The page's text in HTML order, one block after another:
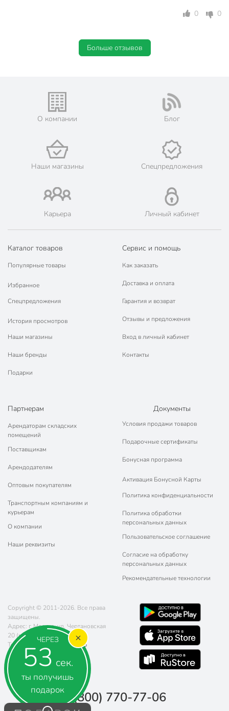
ЧЕРЕЗ
52 сек.
ты получишь
подарок
0 0
Больше отзывов
О компании Блог
Наши магазины Спецпредложения
Карьера Личный кабинет
Каталог товаров
Популярные товары
Избранное
Спецпредложения
История просмотров
Наши магазины
Наши бренды
Подарки
Сервис и помощь
Как заказать
Доставка и оплата
Гарантия и возврат
Отзывы и предложения
Вход в личный кабинет
Контакты
Партнерам
Арендаторам складских
помещений
Поставщикам
Арендодателям
Оптовым покупателям
Транспортным компаниям и
курьерам
О компании
Наши реквизиты
Документы
Условия продажи товаров
Подарочные сертификаты
Бонусная программа
Активация Бонусной Карты
Политика конфиденциальности
Политика обработки
персональных данных
Пользовательское соглашение
Согласие на обработку
персональных данных
Рекомендательные технологии
Copyright © 2011-2026. Все права
защищены.
Адрес: г. Москва, ул. Чертановская
20 (метро Южная)
Телефон:
8 (800) 770-77-06
Почта:sales@poryadok.ru
8 (800) 770-77-06